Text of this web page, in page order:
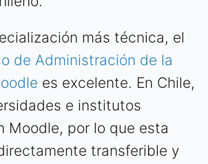
más técnica, el
de Administración de la
es excelente. En Chile,
e institutos
Moodle, por lo que esta
transferible y